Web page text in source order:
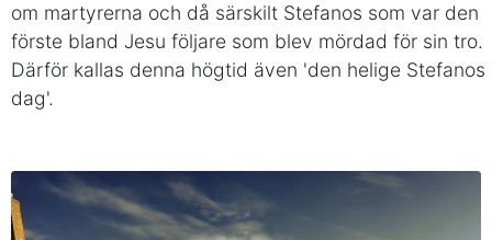
om martyrerna och då särskilt Stefanos som var den
förste bland Jesu följare som blev mördad för sin tro.
Därför kallas denna högtid även 'den helige Stefanos
dag'.